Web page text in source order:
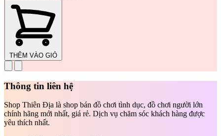
THÊM VÀO GIỎ
Thông tin liên hệ
Shop Thiên Địa là shop bán đồ chơi tình dục, đồ chơi người lớn
chính hãng mới nhất, giá rẻ. Dịch vụ chăm sóc khách hàng được
yêu thích nhất.